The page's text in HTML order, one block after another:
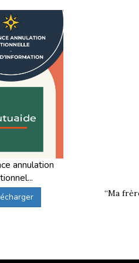
Juniors ?
mieux comprendre nos
à l’étranger et toute notre
annulation
“Ma